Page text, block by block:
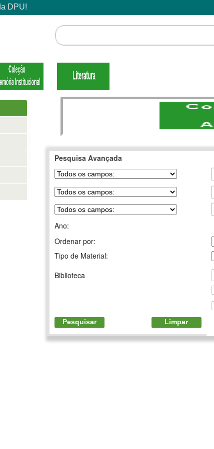
Pesquisa Avançada
Ano:
Ordenar por:
Tipo de Material:
Biblioteca
Pesquisar Limpar